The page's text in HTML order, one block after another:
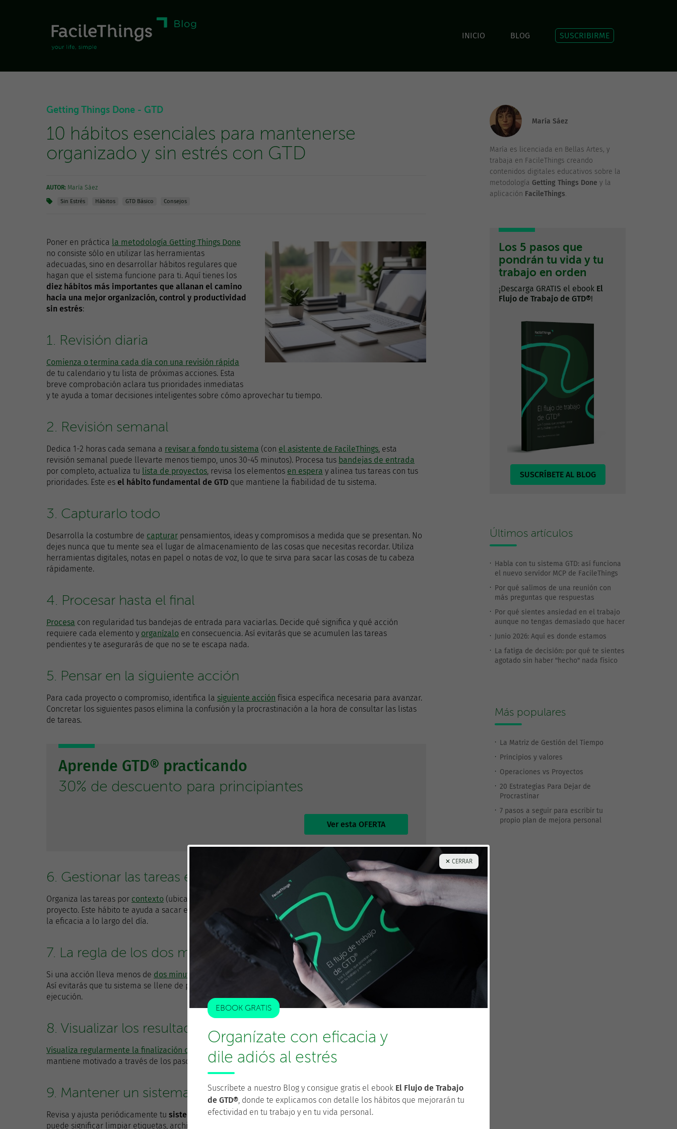
INICIO BLOG SUSCRIBIRME
Getting Things Done - GTD
10 hábitos esenciales para mantenerse
organizado y sin estrés con GTD
AUTOR: María Sáez
Sin Estrés Hábitos GTD Básico Consejos
Poner en práctica la metodología Getting Things Done
no consiste sólo en utilizar las herramientas
adecuadas, sino en desarrollar hábitos regulares que
hagan que el sistema funcione para ti. Aquí tienes los
diez hábitos más importantes que allanan el camino
hacia una mejor organización, control y productividad
sin estrés:
1. Revisión diaria
Comienza o termina cada día con una revisión rápida
de tu calendario y tu lista de próximas acciones. Esta
breve comprobación aclara tus prioridades inmediatas
y te ayuda a tomar decisiones inteligentes sobre cómo aprovechar tu tiempo.
2. Revisión semanal
Dedica 1-2 horas cada semana a revisar a fondo tu sistema (con el asistente de FacileThings, esta
revisión semanal puede llevarte menos tiempo, unos 30-45 minutos). Procesa tus bandejas de entrada
por completo, actualiza tu lista de proyectos, revisa los elementos en espera y alinea tus tareas con tus
prioridades. Este es el hábito fundamental de GTD que mantiene la fiabilidad de tu sistema.
3. Capturarlo todo
Desarrolla la costumbre de capturar pensamientos, ideas y compromisos a medida que se presentan. No
dejes nunca que tu mente sea el lugar de almacenamiento de las cosas que necesitas recordar. Utiliza
herramientas digitales, notas en papel o notas de voz, lo que te sirva para sacar las cosas de tu cabeza
rápidamente.
4. Procesar hasta el final
Procesa con regularidad tus bandejas de entrada para vaciarlas. Decide qué significa y qué acción
requiere cada elemento y organízalo en consecuencia. Así evitarás que se acumulen las tareas
pendientes y te asegurarás de que no se te escapa nada.
5. Pensar en la siguiente acción
Para cada proyecto o compromiso, identifica la siguiente acción física específica necesaria para avanzar.
Concretar los siguientes pasos elimina la confusión y la procrastinación a la hora de consultar las listas
de tareas.
Aprende GTD® practicando
30% de descuento para principiantes
Ver esta OFERTA
6. Gestionar las tareas en función del contexto
Organiza las tareas por contexto (ubicación, herramientas necesarias, nivel de energía) en lugar de por
proyecto. Este hábito te ayuda a sacar el máximo partido de tu situación y recursos actuales, aumentando
la eficacia a lo largo del día.
7. La regla de los dos minutos
Si una acción lleva menos de dos minutos
, hazla inmediatamente cuando la proceses por primera vez.
Así evitarás que tu sistema se llene de pequeñas tareas que requieren más tiempo de gestión que de
ejecución.
8. Visualizar los resultados
Visualiza regularmente la finalización con éxito de tus proyectos
. Esto aclara tu pensamiento y te
mantiene motivado a través de los pasos necesarios para alcanzar tus objetivos.
9. Mantener un sistema fiable
Revisa y ajusta periódicamente tu sistema de organización para garantizar que sigue siendo fiable. Esto
puede significar limpiar etiquetas, archivar proyectos terminados o redefinir la estructura de las carpetas.
María Sáez
María es licenciada en Bellas Artes, y
trabaja en FacileThings creando
contenidos digitales educativos sobre la
metodología Getting Things Done y la
aplicación FacileThings.
Los 5 pasos que
pondrán tu vida y tu
trabajo en orden
¡Descarga GRATIS el ebook El
Flujo de Trabajo de GTD®!
SUSCRÍBETE AL BLOG
Últimos artículos
Habla con tu sistema GTD: así funciona
el nuevo servidor MCP de FacileThings
Por qué salimos de una reunión con
más preguntas que respuestas
Por qué sientes ansiedad en el trabajo
aunque no tengas demasiado que hacer
Junio 2026: Aquí es donde estamos
La fatiga de decisión: por qué te sientes
agotado sin haber "hecho" nada físico
Más populares
La Matriz de Gestión del Tiempo
Principios y valores
Operaciones vs Proyectos
20 Estrategias Para Dejar de
Procrastinar
7 pasos a seguir para escribir tu
propio plan de mejora personal
✕ CERRAR
EBOOK GRATIS
Organízate con eficacia y
dile adiós al estrés
Suscríbete a nuestro Blog y consigue gratis el ebook El Flujo de Trabajo
de GTD® , donde te explicamos con detalle los hábitos que mejorarán tu
efectividad en tu trabajo y en tu vida personal.